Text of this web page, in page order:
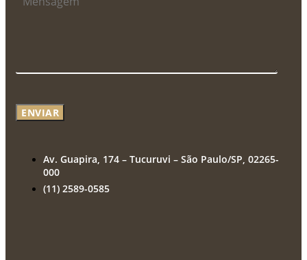
ENVIAR
Av. Guapira, 174 – Tucuruvi – São Paulo/SP, 02265-
000
(11) 2589-0585